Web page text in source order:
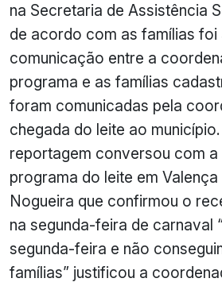
na Secretaria de Assistência
de acordo com as famílias foi
comunicação entre a
programa e as famílias
foram comunicadas pela
chegada do leite ao
reportagem conversou com
programa do leite em Valença
Nogueira que confirmou o
na segunda-feira de carnaval
segunda-feira e não
famílias” justificou a